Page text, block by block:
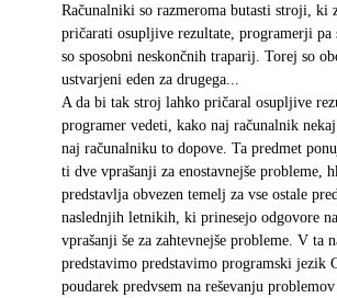
Računalniki so razmeroma butasti stroji, ki
pričarati osupljive rezultate, programerji
so sposobni neskončnih traparij. Torej so
ustvarjeni eden za drugega...
A da bi tak stroj lahko pričaral osupljive
programer vedeti, kako naj računalnik
naj računalniku to dopove. Ta predmet
ti dve vprašanji za enostavnejše probleme,
predstavlja obvezen temelj za vse ostale
naslednjih letnikih, ki prinesejo odgovore
vprašanji še za zahtevnejše probleme. V ta
predstavimo predstavimo programski jezik
poudarek predvsem na reševanju